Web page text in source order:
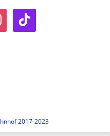
tiktok
2017-2023